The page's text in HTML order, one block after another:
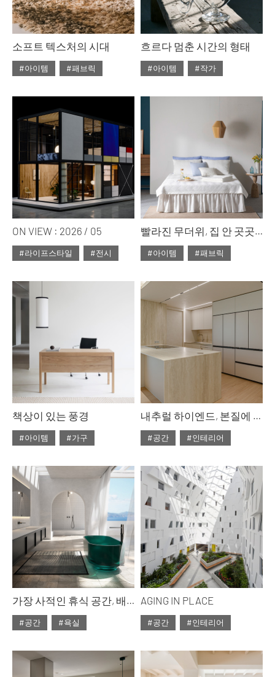
소프트 텍스처의 시대
#아이템
#패브릭
흐르다 멈춘 시간의 형태
#아이템
#작가
ON VIEW : 2026 / 05
#라이프스타일
#전시
#2026년5월호
빨라진 무더위, 집 안 곳곳에 청량감을 주는 냉감 레이어링, 까사리빙 코티마 냉감 풀세트
#아이템
#패브릭
#2026년5월호
책상이 있는 풍경
#아이템
#가구
#2026년5월호
내추럴 하이엔드, 본질에 집중한 여백의 미학
#공간
#인테리어
#2026년5월호
가장 사적인 휴식 공간, 배스 아틀리에
#공간
#욕실
#2026년5월호
AGING IN PLACE
#공간
#인테리어
#2026년5월호